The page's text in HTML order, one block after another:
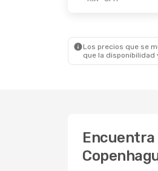
Los precios que se
que la disponibilidad